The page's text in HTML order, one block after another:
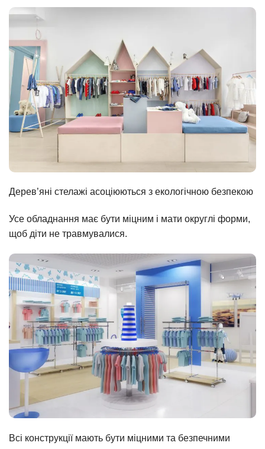
Дерев’яні стелажі асоціюються з екологічною безпекою
Усе обладнання має бути міцним і мати округлі форми,
щоб діти не травмувалися.
Всі конструкції мають бути міцними та безпечними